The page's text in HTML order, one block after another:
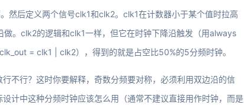
然后定义两个信号clk1和clk2。clk1在计数器小于某个值时拉高
做。clk2的逻辑和clk1一样，但它在时钟下降沿触发（用always
= clk1 | clk2），得到的就是占空比50%的5分频时钟。
不行？这时你要解释，奇数分频要对称，必须利用双边沿的信
计中这种分频时钟应该怎么用（通常不建议直接用作时钟，而是